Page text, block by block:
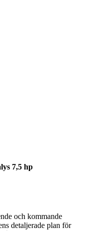
7,5 hp
och kommande
detaljerade plan för